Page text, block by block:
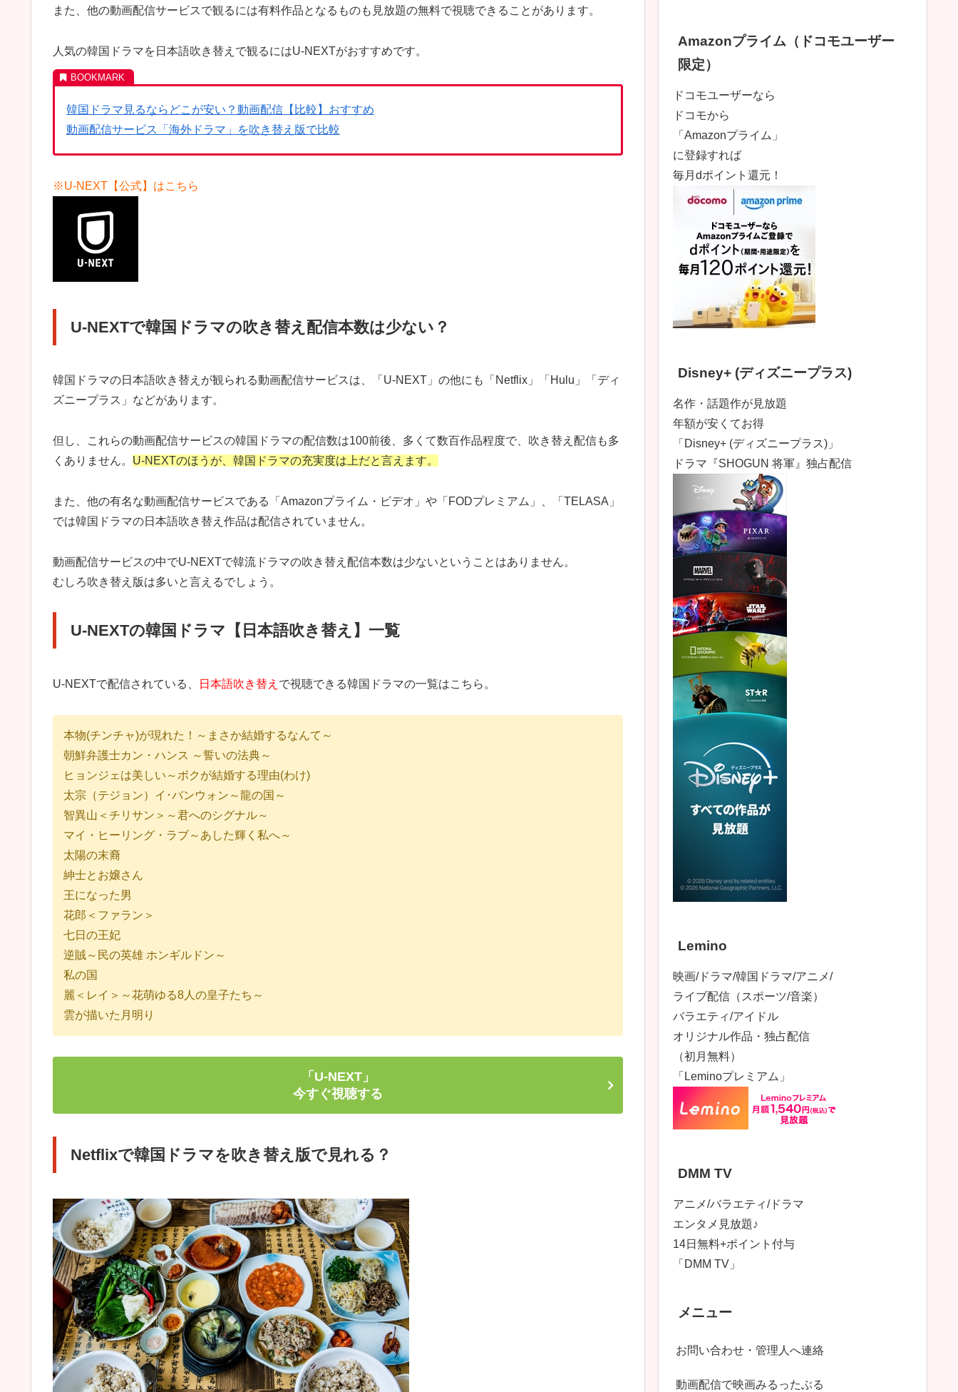
また、他の動画配信サービスで観るには有料作品となるものも見放題の無料で視聴できることがあります。
人気の韓国ドラマを日本語吹き替えで観るにはU-NEXTがおすすめです。
韓国ドラマ見るならどこが安い？動画配信【比較】おすすめ
動画配信サービス「海外ドラマ」を吹き替え版で比較
※U-NEXT【公式】はこちら
U-NEXTで韓国ドラマの吹き替え配信本数は少ない？
韓国ドラマの日本語吹き替えが観られる動画配信サービスは、「U-NEXT」の他にも「Netflix」「Hulu」「ディ
ズニープラス」などがあります。
但し、これらの動画配信サービスの韓国ドラマの配信数は100前後、多くて数百作品程度で、吹き替え配信も多
くありません。 U-NEXTのほうが、韓国ドラマの充実度は上だと言えます。
また、他の有名な動画配信サービスである「Amazonプライム・ビデオ」や「FODプレミアム」、「TELASA」
では韓国ドラマの日本語吹き替え作品は配信されていません。
動画配信サービスの中でU-NEXTで韓流ドラマの吹き替え配信本数は少ないということはありません。
むしろ吹き替え版は多いと言えるでしょう。
U-NEXTの韓国ドラマ【日本語吹き替え】一覧
U-NEXTで配信されている、 日本語吹き替え で視聴できる韓国ドラマの一覧はこちら。
本物(チンチャ)が現れた！～まさか結婚するなんて～
朝鮮弁護士カン・ハンス ～誓いの法典～
ヒョンジェは美しい～ボクが結婚する理由(わけ)
太宗（テジョン）イ･バンウォン～龍の国～
智異山＜チリサン＞～君へのシグナル～
マイ・ヒーリング・ラブ～あした輝く私へ～
太陽の末裔
紳士とお嬢さん
王になった男
花郎＜ファラン＞
七日の王妃
逆賊～民の英雄 ホンギルドン～
私の国
麗＜レイ＞～花萌ゆる8人の皇子たち～
雲が描いた月明り
「U-NEXT」
今すぐ視聴する
Netflixで韓国ドラマを吹き替え版で見れる？
Amazonプライム（ドコモユーザー
限定）
ドコモユーザーなら
ドコモから
「Amazonプライム」
に登録すれば
毎月dポイント還元！
Disney+ (ディズニープラス)
名作・話題作が見放題
年額が安くてお得
「Disney+ (ディズニープラス)」
ドラマ『SHOGUN 将軍』独占配信
Lemino
映画/ドラマ/韓国ドラマ/アニメ/
ライブ配信（スポーツ/音楽）
バラエティ/アイドル
オリジナル作品・独占配信
（初月無料）
「Leminoプレミアム」
DMM TV
アニメ/バラエティ/ドラマ
エンタメ見放題♪
14日無料+ポイント付与
「DMM TV」
メニュー
お問い合わせ・管理人へ連絡
動画配信で映画みるったぶる